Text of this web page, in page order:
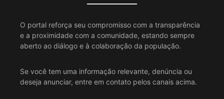
O portal reforça seu compromisso com a transparência
e a proximidade com a comunidade, estando sempre
aberto ao diálogo e à colaboração da população.
Se você tem uma informação relevante, denúncia ou
deseja anunciar, entre em contato pelos canais acima.